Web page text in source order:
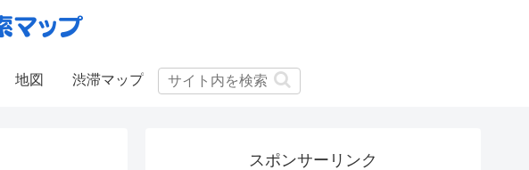
地図 渋滞マップ
スポンサーリンク